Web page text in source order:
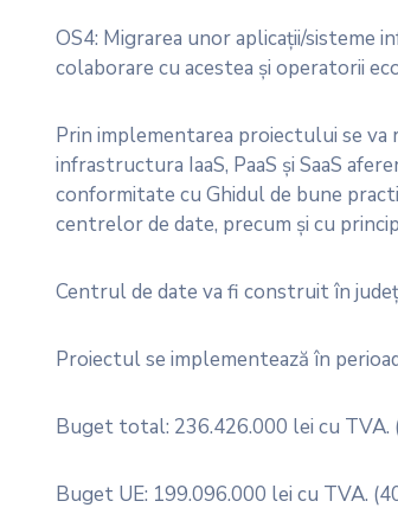
OS4: Migrarea unor aplicații/sisteme
colaborare cu acestea și operatorii
Prin implementarea proiectului se
infrastructura IaaS, PaaS și SaaS
conformitate cu Ghidul de bune
centrelor de date, precum și cu
Centrul de date va fi construit în
Proiectul se implementează în
Buget total: 236.426.000 lei cu TVA.
Buget UE: 199.096.000 lei cu TVA.